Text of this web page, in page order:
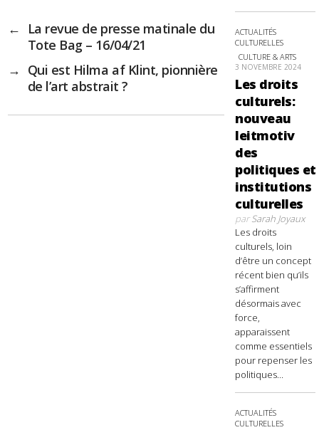
←
La revue de presse matinale du
Tote Bag – 16/04/21
→ Qui est Hilma af Klint, pionnière
de l’art abstrait ?
ACTUALITÉS
CULTURELLES
CULTURE & ARTS
3 NOVEMBRE 2024
Les droits
culturels:
nouveau
leitmotiv
des
politiques et
institutions
culturelles
parSarah Joyaux
Les droits
culturels, loin
d’être un concept
récent bien qu’ils
s’affirment
désormais avec
force,
apparaissent
comme essentiels
pour repenser les
politiques...
ACTUALITÉS
CULTURELLES